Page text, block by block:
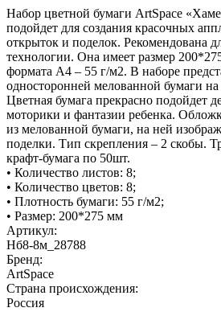
Набор цветной бумаги ArtSpace
подойдет для создания красочных
открыток и поделок. Рекомендована
технологии. Она имеет размер
формата А4 – 55 г/м2. В наборе
односторонней мелованной бумаги на
Цветная бумага прекрасно подойдет
моторики и фантазии ребенка.
из мелованной бумаги, на ней
поделки. Тип скрепления – 2 скобы.
крафт-бумага по 50шт.
• Количество листов: 8;
• Количество цветов: 8;
• Плотность бумаги: 55 г/м2;
• Размер: 200*275 мм
Артикул:
Нб8-8м_28788
Бренд:
ArtSpace
Страна происхождения:
Россия